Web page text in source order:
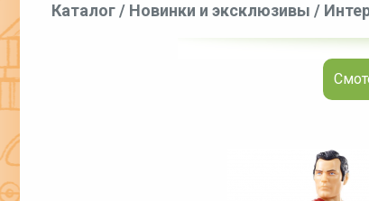
Каталог / Новинки и эксклюзивы /
Фигурки